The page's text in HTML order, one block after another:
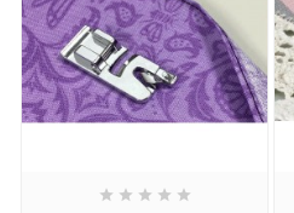
    